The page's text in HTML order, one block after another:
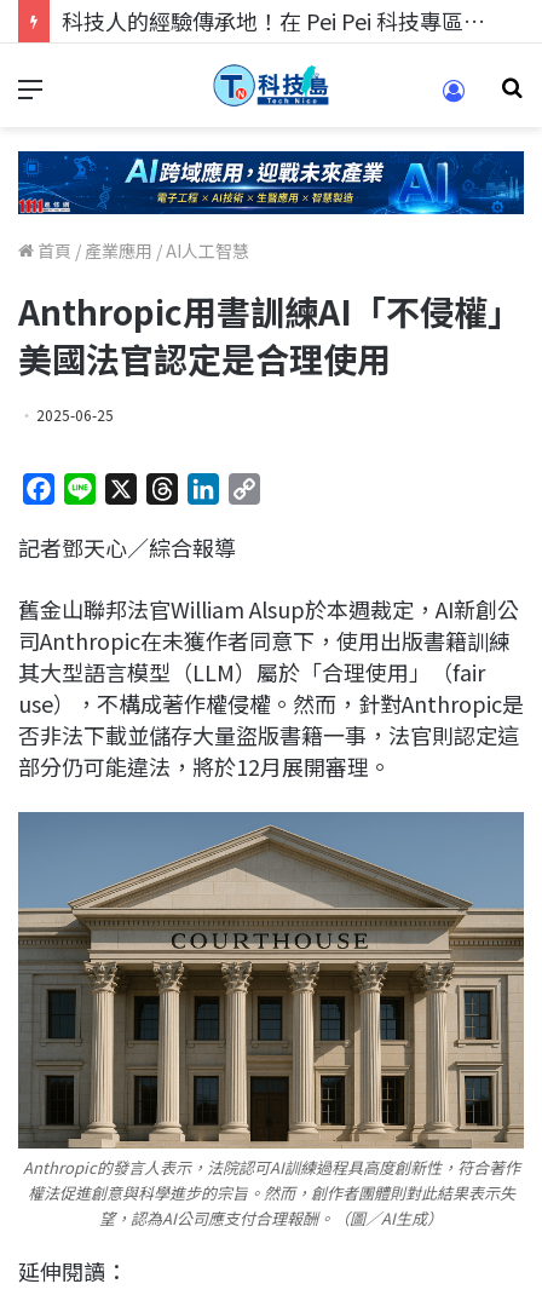
科技人找工作，就到TECH+ 科技專區!
首頁 / 產業應用 /AI人工智慧
Anthropic用書訓練AI「不侵權」
美國法官認定是合理使用
2025-06-25
c
b
o
o
k
n
r
a
d
s
n
e
d
I
n
L
i
n
k
記者鄧天心／綜合報導
舊金山聯邦法官William Alsup於本週裁定，AI新創公
司Anthropic在未獲作者同意下，使用出版書籍訓練
其大型語言模型（LLM）屬於「合理使用」（fair
use），不構成著作權侵權。然而，針對Anthropic是
否非法下載並儲存大量盜版書籍一事，法官則認定這
部分仍可能違法，將於12月展開審理。
Anthropic的發言人表示，法院認可AI訓練過程具高度創新性，符合著作
權法促進創意與科學進步的宗旨。然而，創作者團體則對此結果表示失
望，認為AI公司應支付合理報酬。（圖／AI生成）
延伸閱讀：